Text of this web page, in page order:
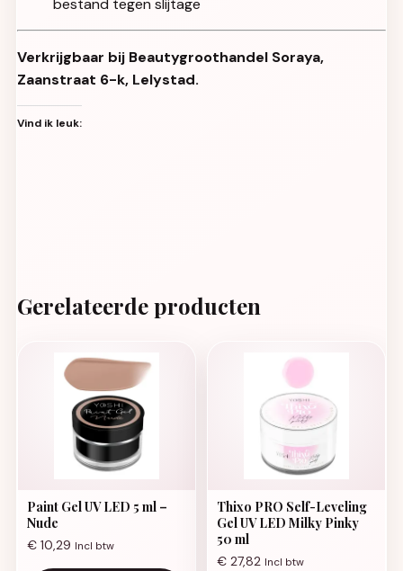
bestand tegen slijtage
Verkrijgbaar bij Beautygroothandel Soraya,
Zaanstraat 6-k, Lelystad.
Vind ik leuk:
Gerelateerde producten
Paint Gel UV LED 5 ml –
Nude
€ 10,29 Incl btw
Thixo PRO Self-Leveling
Gel UV LED Milky Pinky
50 ml
€ 27,82 Incl btw